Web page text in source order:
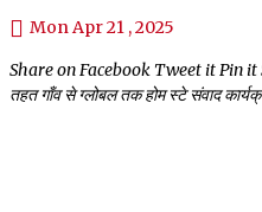
Mon Apr 21 , 2025
Share on Facebook Tweet it Pin it
तहत गाँव से ग्लोबल तक होम स्टे संवाद